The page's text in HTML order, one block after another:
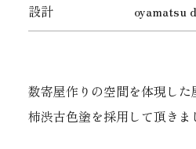
設計 oyamatsu
数寄屋作りの空間を体現し
柿渋古色塗を採用して頂きま